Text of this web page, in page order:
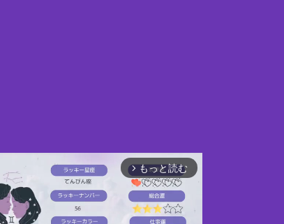
arrow_forward_ios もっと読む